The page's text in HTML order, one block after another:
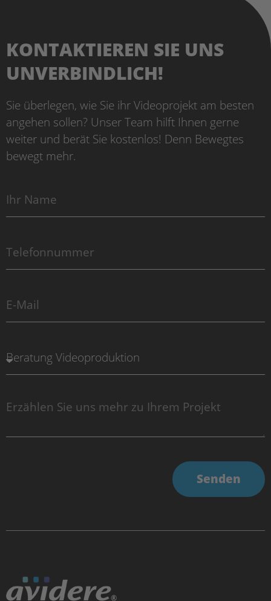
KONTAKTIEREN SIE UNS
UNVERBINDLICH!
Sie überlegen, wie Sie ihr Videoprojekt am besten
angehen sollen? Unser Team hilft Ihnen gerne
weiter und berät Sie kostenlos! Denn Bewegtes
bewegt mehr.
Senden